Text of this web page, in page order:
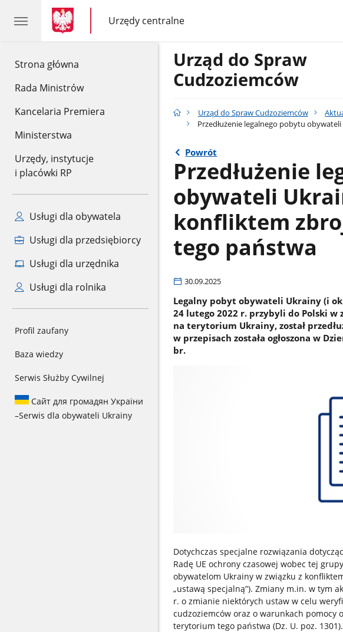
Strona główna
Rada Ministrów
Kancelaria Premiera
Ministerstwa
Urzędy, instytucje
i placówki RP
Usługi dla obywatela
Usługi dla przedsiębiorcy
Usługi dla urzędnika
Usługi dla rolnika
Profil zaufany
Baza wiedzy
Serwis Służby Cywilnej
Сайт для громадян України
–Serwis dla obywateli Ukrainy
gov.pl
gov.pl
Urzędy centralne
gov.pl
Urzędy
centralne
Urząd do Spraw
Cudzoziemców
Urząd do Spraw Cudzoziemców
Przedłużenie legalnego pobytu
Powrót
Przedłużenie
obywateli
konfliktem
tego państwa
30.09.2025
Legalny pobyt obywateli Ukrainy (i
24 lutego 2022 r. przybyli do Polski
na terytorium Ukrainy, został
w przepisach została ogłoszona w
br.
Dotychczas specjalne rozwiązania
Radę UE ochrony czasowej wobec tej
obywatelom Ukrainy w związku z
„ustawą specjalną”). Zmiany m.in. w tym
r. o zmianie niektórych ustaw w celu
cudzoziemców oraz o warunkach pomocy
terytorium tego państwa (Dz. U. poz. 1301).